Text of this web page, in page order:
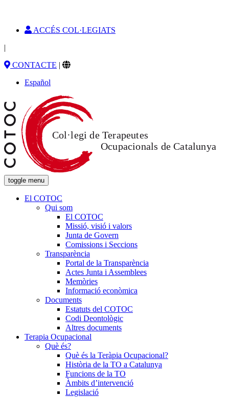
ACCÉS COL·LEGIATS
|
CONTACTE |
Español
toggle menu
El COTOC
Qui som
El COTOC
Missió, visió i valors
Junta de Govern
Comissions i Seccions
Transparència
Portal de la Transparència
Actes Junta i Assemblees
Memòries
Informació econòmica
Documents
Estatuts del COTOC
Codi Deontològic
Altres documents
Terapia Ocupacional
Què és?
Què és la Teràpia Ocupacional?
Història de la TO a Catalunya
Funcions de la TO
Àmbits d’intervenció
Legislació